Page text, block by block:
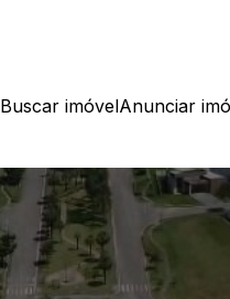
Buscar imóvelAnunciar